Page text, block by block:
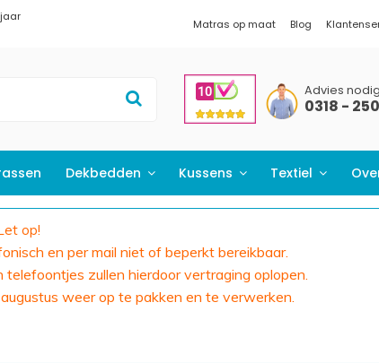
Matras op maat Blog
Advies
0318 -
Dekbedden Kussens Textiel
op!
en per mail niet of beperkt bereikbaar.
zullen hierdoor vertraging oplopen.
weer op te pakken en te verwerken.